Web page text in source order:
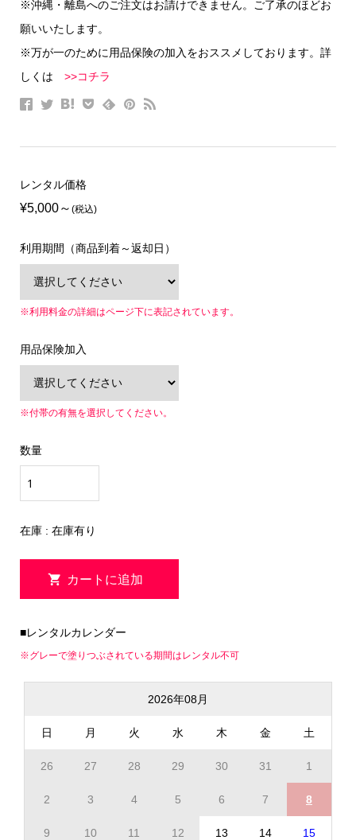
※沖縄・離島へのご注文はお請けできません。ご了承のほどお
願いいたします。
※万が一のために用品保険の加入をおススメしております。詳
しくは >>コチラ
レンタル価格
¥5,000 (税込)
利用期間（商品到着～返却日）
※利用料金の詳細はページ下に表記されています。
用品保険加入
※付帯の有無を選択してください。
数量
在庫 : 在庫有り
■レンタルカレンダー
※グレーで塗りつぶされている期間はレンタル不可
2026年08月
日 月 火 水 木 金 土
26 27 28 29 30 31 1
2 3 4 5 6 7 8
9 10 11 12 13 14 15